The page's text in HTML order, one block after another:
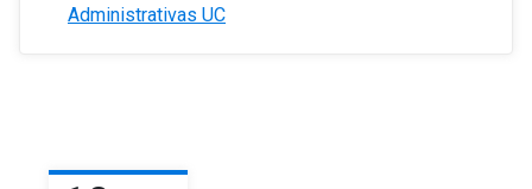
Administrativas UC